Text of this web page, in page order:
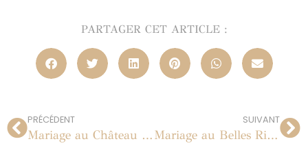
PARTAGER CET ARTICLE :
PRÉCÉDENT
Mariage au Château de Saareck en Allemagne
SUIVANT
Mariage au Belles Rives à Juan les Pins